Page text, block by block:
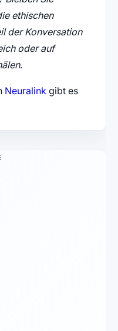
ethischen
der Konversation
oder auf
.
Neuralink (öffnet in
gibt es